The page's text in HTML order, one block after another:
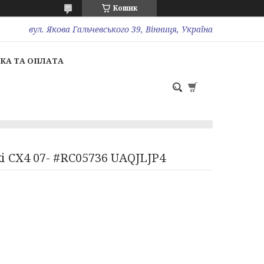
Кошик
вул. Якова Гальчевського 39, Вінниця, Україна
ТА ОПЛАТА
07- #RC05736 UAQJLJP4